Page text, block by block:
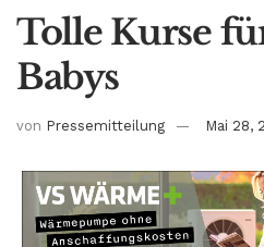
Tolle Kurse
Babys
von Pressemitteilung Mai 28,